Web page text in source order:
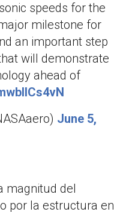
speeds for the
milestone for
an important step
will demonstrate
ahead of
June 5,
magnitud del
por la estructura en